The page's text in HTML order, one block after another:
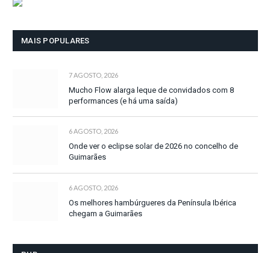
MAIS POPULARES
7 AGOSTO, 2026
Mucho Flow alarga leque de convidados com 8
performances (e há uma saída)
6 AGOSTO, 2026
Onde ver o eclipse solar de 2026 no concelho de
Guimarães
6 AGOSTO, 2026
Os melhores hambúrgueres da Península Ibérica
chegam a Guimarães